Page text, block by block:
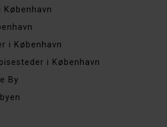
i København
i København
By